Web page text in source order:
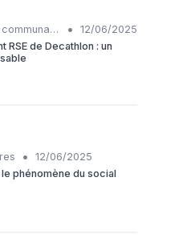
Engagement communautaire •
12/06/2025
RSE de Decathlon : un
•
12/06/2025
phénomène du social